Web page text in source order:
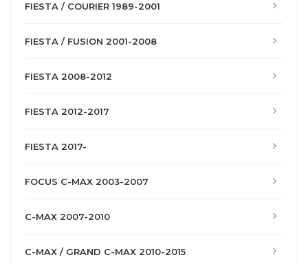
FIESTA / COURIER 1989-2001
FIESTA / FUSION 2001-2008
FIESTA 2008-2012
FIESTA 2012-2017
FIESTA 2017-
FOCUS C-MAX 2003-2007
C-MAX 2007-2010
C-MAX / GRAND C-MAX 2010-2015